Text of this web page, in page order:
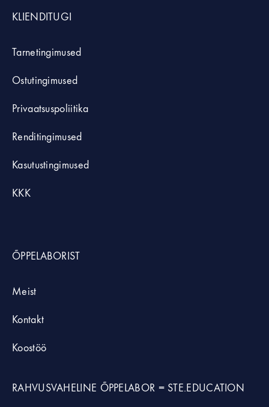
KLIENDITUGI
Tarnetingimused
Ostutingimused
Privaatsuspoliitika
Renditingimused
Kasutustingimused
KKK
ÕPPELABORIST
Meist
Kontakt
Koostöö
RAHVUSVAHELINE ÕPPELABOR = STE.EDUCATION